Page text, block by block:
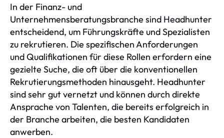
In der Finanz- und
Unternehmensberatungsbranche sind Headhunter
entscheidend, um Führungskräfte und Spezialisten
zu rekrutieren. Die spezifischen Anforderungen
und Qualifikationen für diese Rollen erfordern eine
gezielte Suche, die oft über die konventionellen
Rekrutierungsmethoden hinausgeht. Headhunter
sind sehr gut vernetzt und können durch direkte
Ansprache von Talenten, die bereits erfolgreich in
der Branche arbeiten, die besten Kandidaten
anwerben.